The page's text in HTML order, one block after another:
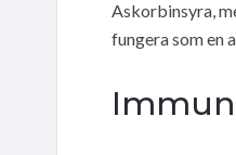
Askorbinsyra,
fungera som en